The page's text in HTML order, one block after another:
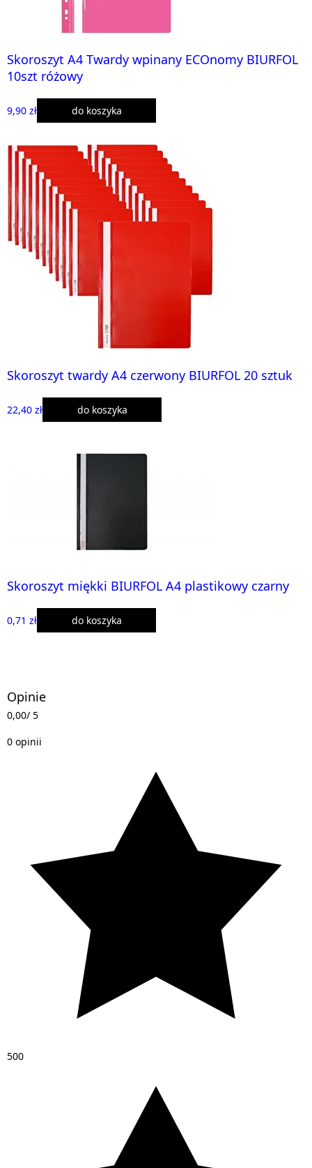
Skoroszyt A4 Twardy wpinany ECOnomy BIURFOL
10szt różowy
9,90 zł do koszyka
Skoroszyt twardy A4 czerwony BIURFOL 20 sztuk
22,40 zł do koszyka
Skoroszyt miękki BIURFOL A4 plastikowy czarny
0,71 zł do koszyka
Opinie
0,00/ 5
0 opinii
500